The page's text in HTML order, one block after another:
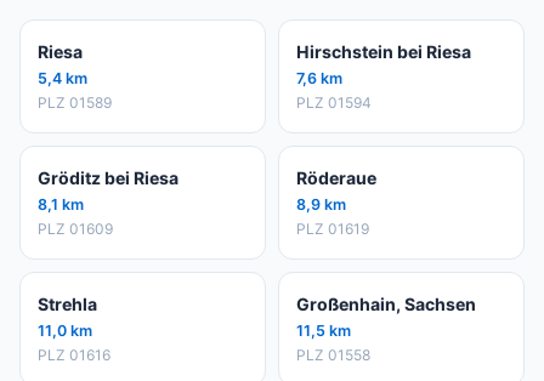
Riesa
5,4 km
PLZ 01589
Hirschstein bei Riesa
7,6 km
PLZ 01594
Gröditz bei Riesa
8,1 km
PLZ 01609
Röderaue
8,9 km
PLZ 01619
Strehla
11,0 km
PLZ 01616
Großenhain, Sachsen
11,5 km
PLZ 01558